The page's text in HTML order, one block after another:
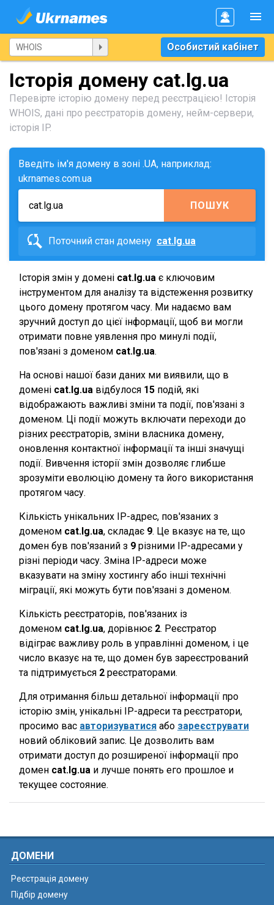
Особистий кабінет
Історія домену cat.lg.ua
Перевірте історію домену перед реєстрацією! Історія
WHOIS, дані про реєстраторів домену, нейм-сервери,
історія IP.
Введіть ім'я домену в зоні .UA, наприклад:
ukrnames.com.ua
ПОШУК
Поточний стан домену cat.lg.ua
Історія змін у домені cat.lg.ua є ключовим
інструментом для аналізу та відстеження розвитку
цього домену протягом часу. Ми надаємо вам
зручний доступ до цієї інформації, щоб ви могли
отримати повне уявлення про минулі події,
пов'язані з доменом cat.lg.ua.
На основі нашої бази даних ми виявили, що в
домені cat.lg.ua відбулося 15 подій, які
відображають важливі зміни та події, пов'язані з
доменом. Ці події можуть включати переходи до
різних реєстраторів, зміни власника домену,
оновлення контактної інформації та інші значущі
події. Вивчення історії змін дозволяє глибше
зрозуміти еволюцію домену та його використання
протягом часу.
Кількість унікальних IP-адрес, пов'язаних з
доменом cat.lg.ua, складає 9. Це вказує на те, що
домен був пов'язаний з 9 різними IP-адресами у
різні періоди часу. Зміна IP-адреси може
вказувати на зміну хостингу або інші технічні
міграції, які можуть бути пов'язані з доменом.
Кількість реєстраторів, пов'язаних із
доменом cat.lg.ua, дорівнює 2. Реєстратор
відіграє важливу роль в управлінні доменом, і це
число вказує на те, що домен був зареєстрований
та підтримується 2 реєстраторами.
Для отримання більш детальної інформації про
історію змін, унікальні IP-адреси та реєстратори,
просимо вас авторизуватися або зареєструвати
новий обліковий запис. Це дозволить вам
отримати доступ до розширеної інформації про
домен cat.lg.ua и лучше понять его прошлое и
текущее состояние.
ДОМЕНИ
Реєстрація домену
Підбір домену